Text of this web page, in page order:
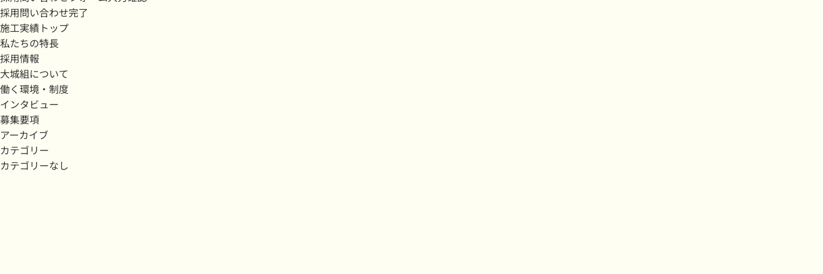
採用問い合わせ完了
施工実績トップ
私たちの特長
採用情報
大城組について
働く環境・制度
インタビュー
募集要項
アーカイブ
カテゴリー
カテゴリーなし